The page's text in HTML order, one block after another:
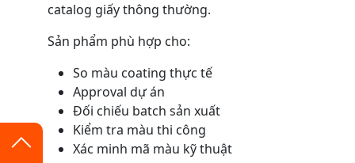
catalog giấy thông thường.
Sản phẩm phù hợp cho:
So màu coating thực tế
Approval dự án
Đối chiếu batch sản xuất
Kiểm tra màu thi công
Xác minh mã màu kỹ thuật